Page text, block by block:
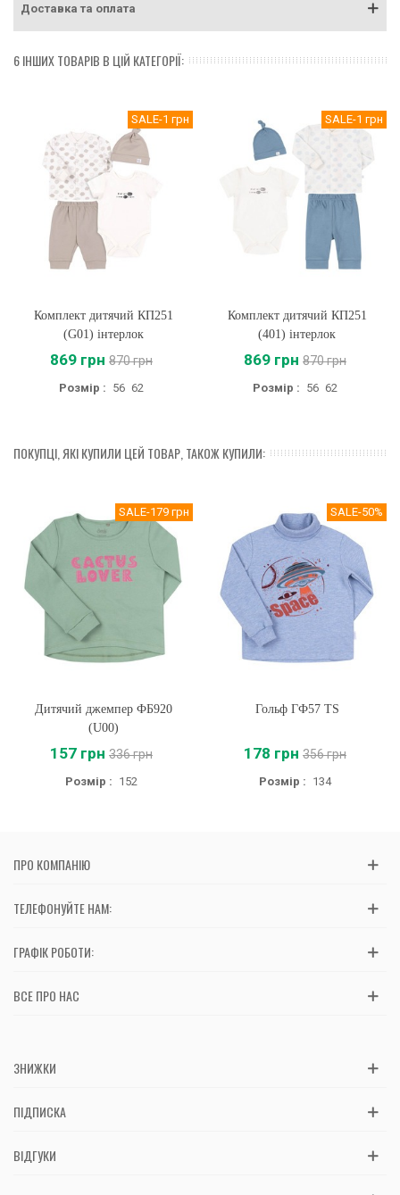
Доставка та оплата
6 ІНШИХ ТОВАРІВ В ЦІЙ КАТЕГОРІЇ:
SALE-1 грн
Комплект дитячий КП251
(G01) інтерлок
869 грн 870 грн
Розмір : 56 62
SALE-1 грн
Комплект дитячий КП251
(401) інтерлок
869 грн 870 грн
Розмір : 56 62
ПОКУПЦІ, ЯКІ КУПИЛИ ЦЕЙ ТОВАР, ТАКОЖ КУПИЛИ:
SALE-179 грн
Дитячий джемпер ФБ920
(U00)
157 грн 336 грн
Розмір : 152
SALE-50%
Гольф ГФ57 TS
178 грн 356 грн
Розмір : 134
ПРО КОМПАНІЮ
ТЕЛЕФОНУЙТЕ НАМ:
ГРАФІК РОБОТИ:
ВСЕ ПРО НАС
ЗНИЖКИ
ПІДПИСКА
ВІДГУКИ